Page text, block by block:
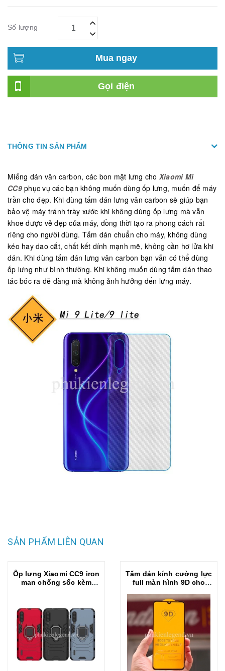
Số lượng
Mua ngay
Gọi điện
THÔNG TIN SẢN PHẨM
Miếng dán vân carbon, các bon mặt lưng cho Xiaomi Mi
CC9phục vụ các bạn không muốn dùng ốp lưng, muốn để máy
trần cho đẹp. Khi dùng tấm dán lưng vân carbon sẽ giúp bạn
bảo vệ máy tránh trày xước khi không dùng ốp lưng mà vẫn
khoe được vẻ đẹp của máy, đồng thời tạo ra phong cách rất
riêng cho người dùng. Tấm dán chuẩn cho máy, không dùng
kéo hay dao cắt, chất kết dính mạnh mẽ, không cần hơ lửa khi
dán. Khi dùng tấm dán lưng vân carbon bạn vẫn có thể dùng
ốp lưng như bình thường. Khi không muốn dùng tấm dán thao
tác bóc ra dễ dàng mà không ảnh hưởng đến lưng máy.
SẢN PHẨM LIÊN QUAN
Ốp lưng Xiaomi CC9 iron
man chống sốc kèm
Tấm dán kính cường lực
full màn hình 9D cho